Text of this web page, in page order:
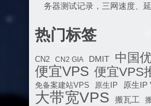
务器测试记录，三网速度、
热门标签
CN2 CN2 GIA DMIT 中国
便宜VPS 便宜VPS
免备案建站VPS 原生IP 原生IP
大带宽VPS 搬瓦工